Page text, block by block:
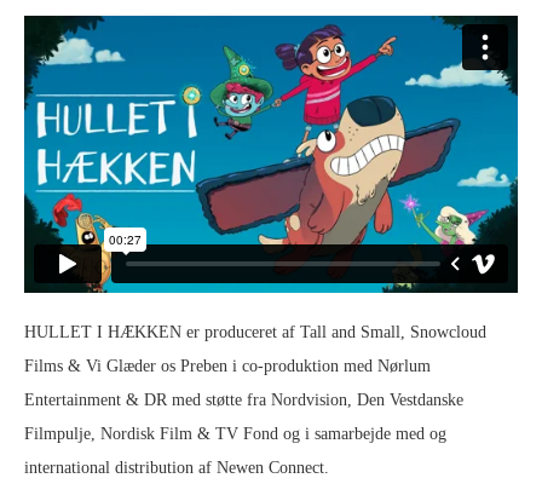
HULLET I HÆKKEN er produceret af Tall and Small, Snowcloud
Films & Vi Glæder os Preben i co-produktion med Nørlum
Entertainment & DR med støtte fra Nordvision, Den Vestdanske
Filmpulje, Nordisk Film & TV Fond og i samarbejde med og
international distribution af Newen Connect.